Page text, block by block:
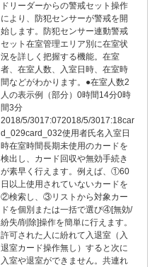
ドリーダーからの警戒セット操作
により、防犯センサーが警戒を開
始します。防犯センサー連動警戒
セット在室管理エリア別に在室状
況を詳しく把握する機能。在室
者、在室人数、入室日時、在室時
間などがわかります。●在室人数2
人の表示例（部分）0時間14分0時
間3分
2018/5/3017:072018/5/3017:18car
d_029card_032使用者氏名入室日
時在室時間長期未使用のカードを
検出し、カード回収や無効手続き
が素早く行えます。例えば、①60
日以上使用されていないカードを
②検索し、③リストから対象カー
ドを個別または一括で選び④[無効/
紛失/削除]操作を簡単に行えます。
許可された人に紛れて入退室（入
退室カード操作無し）すると次に
入室や退室ができません。共連れ